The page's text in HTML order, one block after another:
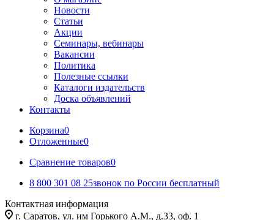
Новости
Статьи
Акции
Семинары, вебинары
Вакансии
Политика
Полезные ссылки
Каталоги издательств
Доска объявлений
Контакты
Корзина0
Отложенные0
Сравнение товаров0
8 800 301 08 25звонок по России бесплатный
Контактная информация
г. Саратов, ул. им Горького А.М., д.33, оф. 1